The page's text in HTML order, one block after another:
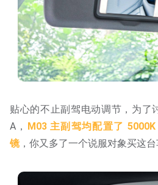
贴心的不止副驾电动调节，为了
A，
M03 主副驾均配置了
镜 ，你又多了一个说服对象买这台